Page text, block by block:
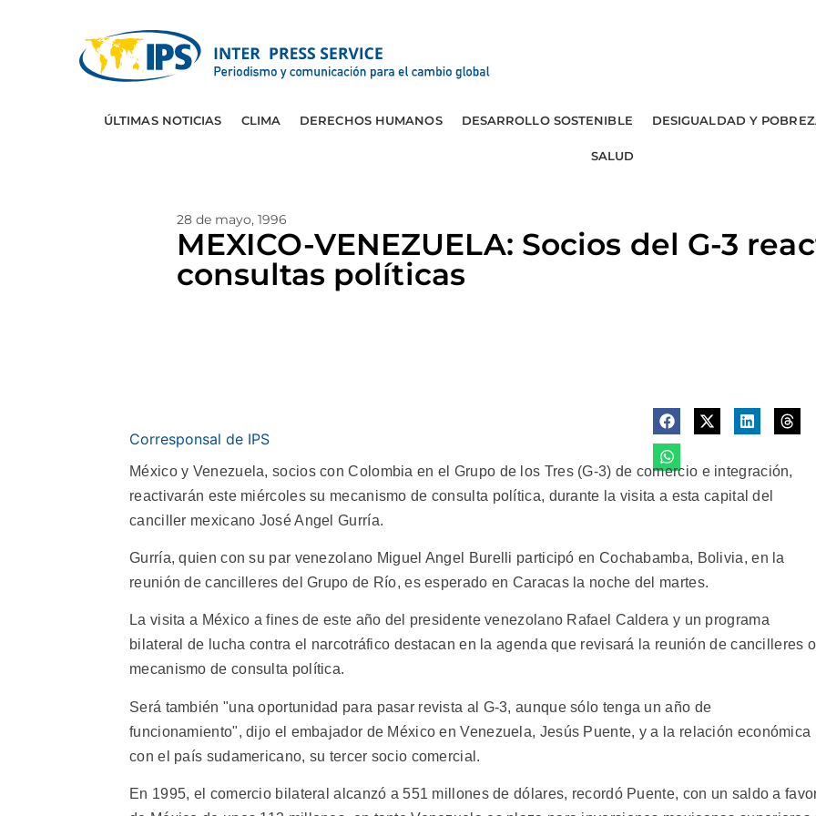
ÚLTIMAS NOTICIAS CLIMA DERECHOS HUMANOS DESARROLLO SOSTENIBLE DESIGUALDAD Y
SALUD
28 de mayo, 1996
MEXICO-VENEZUELA: Socios del G-3
consultas políticas
Corresponsal de IPS
México y Venezuela, socios con Colombia en el Grupo de los Tres (G-3) de comercio e integración,
reactivarán este miércoles su mecanismo de consulta política, durante la visita a esta capital del
canciller mexicano José Angel Gurría.
Gurría, quien con su par venezolano Miguel Angel Burelli participó en Cochabamba, Bolivia, en la
reunión de cancilleres del Grupo de Río, es esperado en Caracas la noche del martes.
La visita a México a fines de este año del presidente venezolano Rafael Caldera y un programa
bilateral de lucha contra el narcotráfico destacan en la agenda que revisará la reunión de cancilleres o
mecanismo de consulta política.
Será también "una oportunidad para pasar revista al G-3, aunque sólo tenga un año de
funcionamiento", dijo el embajador de México en Venezuela, Jesús Puente, y a la relación económica
con el país sudamericano, su tercer socio comercial.
En 1995, el comercio bilateral alcanzó a 551 millones de dólares, recordó Puente, con un saldo a